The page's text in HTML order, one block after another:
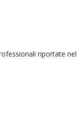
riportate nel